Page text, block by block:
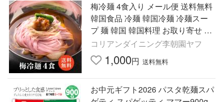
梅冷麺 4食入り メール便 送料無料
韓国食品 冷麺 韓国冷麺 冷麺スー
プ 麺 韓国 韓国料理 お取り寄せ ス
ープ付き 簡単調理 李朝園 お中元
ギフト
コリアンダイニング李朝園ヤフ
1,000円 送料無料
お中元ギフト2026 パスタ乾麺スパ